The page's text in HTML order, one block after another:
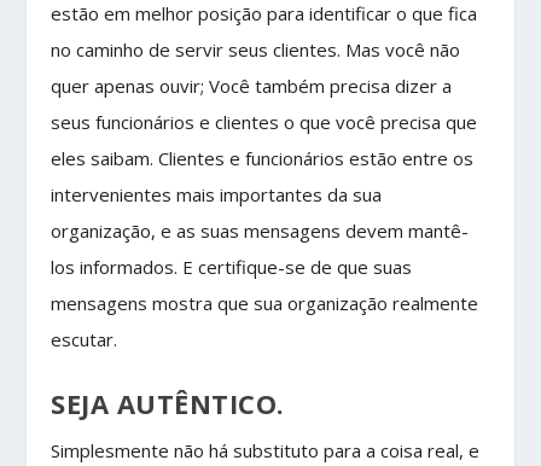
estão em melhor posição para identificar o que fica
no caminho de servir seus clientes. Mas você não
quer apenas ouvir; Você também precisa dizer a
seus funcionários e clientes o que você precisa que
eles saibam. Clientes e funcionários estão entre os
intervenientes mais importantes da sua
organização, e as suas mensagens devem mantê-
los informados. E certifique-se de que suas
mensagens mostra que sua organização realmente
escutar.
SEJA AUTÊNTICO.
Simplesmente não há substituto para a coisa real, e